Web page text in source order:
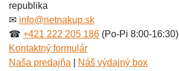
republika
✉ info@netnakup.sk
☎ +421 222 205 186 (Po-Pi 8:00-16:30)
Kontaktný formulár
Naša predajňa
Náš výdajný box